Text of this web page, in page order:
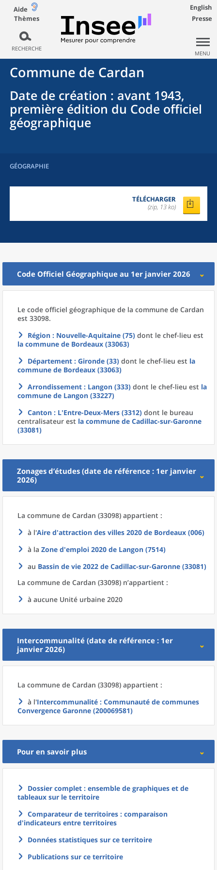
Aide
Thèmes
RECHERCHE
English
Presse
MENU
Commune de Cardan
Date de création : avant 1943,
première édition du Code officiel
géographique
GÉOGRAPHIE
TÉLÉCHARGER
(zip, 13 ko)
Code Officiel Géographique au 1er janvier 2026
Le code officiel géographique de la commune de Cardan
est 33098.
Région : Nouvelle-Aquitaine (75) dont le chef-lieu est
la commune de Bordeaux (33063)
Département : Gironde (33) dont le chef-lieu est la
commune de Bordeaux (33063)
Arrondissement : Langon (333) dont le chef-lieu est la
commune de Langon (33227)
Canton : L'Entre-Deux-Mers (3312) dont le bureau
centralisateur est la commune de Cadillac-sur-Garonne
(33081)
Zonages d’études (date de référence : 1er janvier
2026)
La commune de Cardan (33098) appartient :
à l'Aire d'attraction des villes 2020 de Bordeaux (006)
à la Zone d'emploi 2020 de Langon (7514)
au Bassin de vie 2022 de Cadillac-sur-Garonne (33081)
La commune de Cardan (33098) n’appartient :
à aucune Unité urbaine 2020
Intercommunalité (date de référence : 1er
janvier 2026)
La commune de Cardan (33098) appartient :
à l'Intercommunalité : Communauté de communes
Convergence Garonne (200069581)
Pour en savoir plus
Dossier complet : ensemble de graphiques et de
tableaux sur le territoire
Comparateur de territoires : comparaison
d'indicateurs entre territoires
Données statistiques sur ce territoire
Publications sur ce territoire